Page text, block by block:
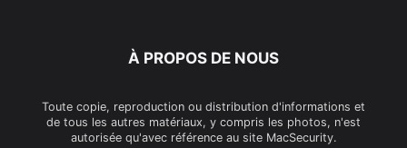
À PROPOS DE NOUS
Toute copie, reproduction ou distribution d'informations et
de tous les autres matériaux, y compris les photos, n'est
autorisée qu'avec référence au site MacSecurity.